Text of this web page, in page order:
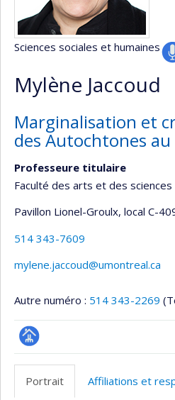
Sciences sociales et humaines
Mylène Jaccoud
Marginalisation et
des Autochtones au
Professeure titulaire
Faculté des arts et des
Pavillon Lionel-Groulx, local C-
514 343-7609
mylene.jaccoud@umontreal.ca
Autre numéro : 514 343-2269
Page
Portrait Affiliations et